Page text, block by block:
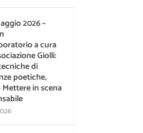
2026 –
a cura
Giolli:
di
poetiche,
in scena